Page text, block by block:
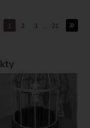
1 2 3 21